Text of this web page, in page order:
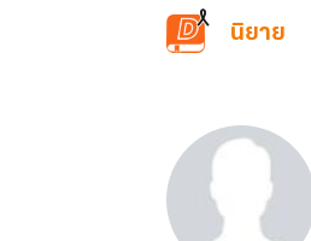
ข้ามไปยังเนื้อหาหลัก
นิยาย